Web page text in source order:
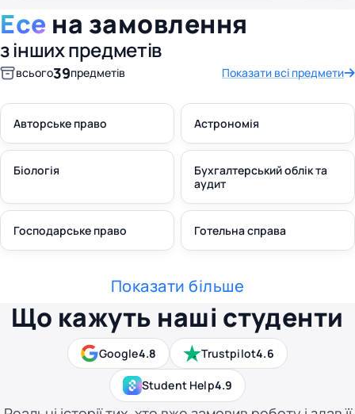
Есе на замовлення
з інших предметів
всього39предметів Показати всі предмети
Авторське право Астрономія
Біологія
Бухгалтерський облік та
аудит
Господарське право Готельна справа
Показати більше
Google4.8 Trustpilot4.6
Student Help4.9
Що кажуть наші студенти